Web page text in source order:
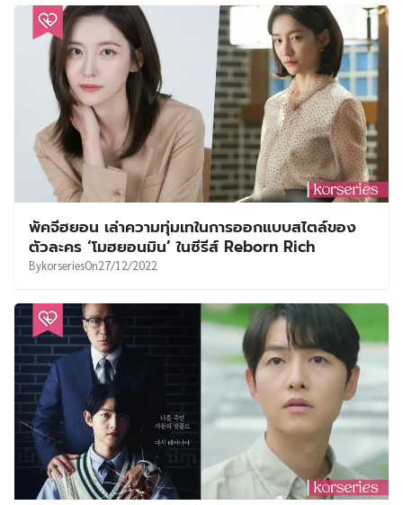
พัคจีฮยอน เล่าความทุ่มเทในการออกแบบสไตล์ของ
ตัวละคร ‘โมฮยอนมิน’ ในซีรีส์ Reborn Rich
BykorseriesOn27/12/2022